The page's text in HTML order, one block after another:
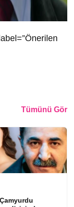
Tümünü Gör